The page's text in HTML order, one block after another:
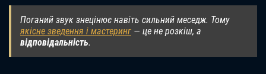
Поганий звук знецінює навіть сильний меседж. Тому
якісне зведення і мастеринг — це не розкіш, а
відповідальність.